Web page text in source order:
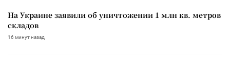
На Украине заявили об уничтожении 1 млн кв. метров
складов
16 минут назад